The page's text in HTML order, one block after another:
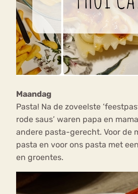
Maandag
Pasta! Na de zoveelste
rode saus’ waren papa en
andere pasta-gerecht. Voor de
pasta en voor ons pasta met
en groentes.